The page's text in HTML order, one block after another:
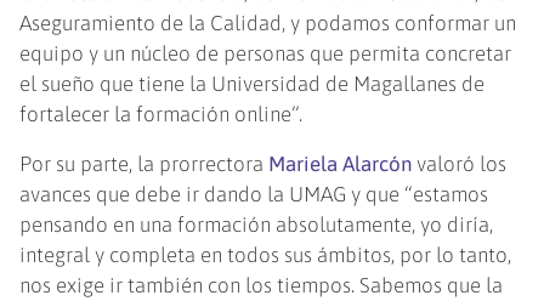
Aseguramiento de la Calidad, y podamos conformar un
equipo y un núcleo de personas que permita concretar
el sueño que tiene la Universidad de Magallanes de
fortalecer la formación online”.
Por su parte, la prorrectora Mariela Alarcón valoró los
avances que debe ir dando la UMAG y que “estamos
pensando en una formación absolutamente, yo diría,
integral y completa en todos sus ámbitos, por lo tanto,
nos exige ir también con los tiempos. Sabemos que la